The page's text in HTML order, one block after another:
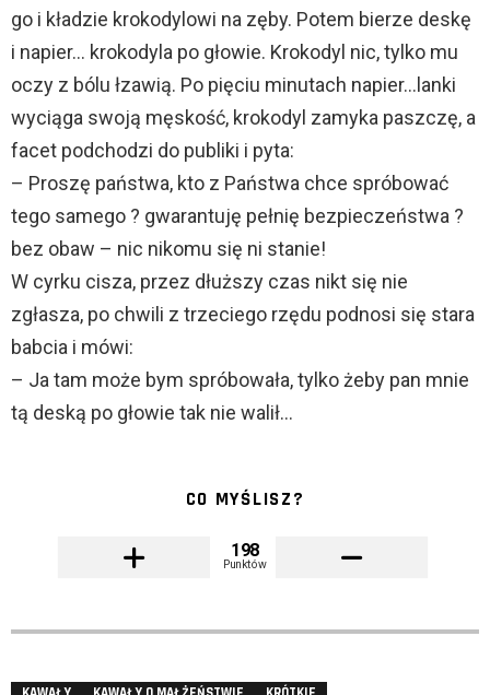
go i kładzie krokodylowi na zęby. Potem bierze deskę
i napier… krokodyla po głowie. Krokodyl nic, tylko mu
oczy z bólu łzawią. Po pięciu minutach napier…lanki
wyciąga swoją męskość, krokodyl zamyka paszczę, a
facet podchodzi do publiki i pyta:
– Proszę państwa, kto z Państwa chce spróbować
tego samego ? gwarantuję pełnię bezpieczeństwa ?
bez obaw – nic nikomu się ni stanie!
W cyrku cisza, przez dłuższy czas nikt się nie
zgłasza, po chwili z trzeciego rzędu podnosi się stara
babcia i mówi:
– Ja tam może bym spróbowała, tylko żeby pan mnie
tą deską po głowie tak nie walił…
CO MYŚLISZ?
198
Punktów